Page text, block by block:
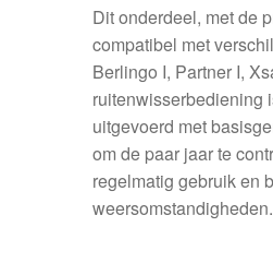
Dit onderdeel, met de
compatibel met
Berlingo I, Partner I,
ruitenwisserbediening
uitgevoerd met
om de paar jaar te
regelmatig gebruik en
weersomstandigheden.